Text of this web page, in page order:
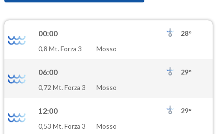
00:00
28°
0,8 Mt. Forza 3
Mosso
06:00
29°
0,72 Mt. Forza 3
Mosso
12:00
29°
0,53 Mt. Forza 3
Mosso